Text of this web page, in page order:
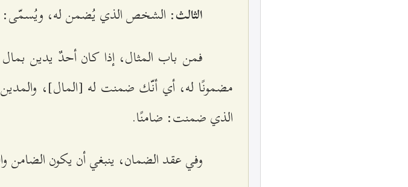
الثالث: الشخص الذي يُضمن له، ويُسمّى:
فمن باب المثال، إذا كان أحدٌ يدين
مضمونًا له، أي أنّك ضمنت له [المال]،
الذي ضمنت: ضامنًا.
وفي عقد الضمان، ينبغي أن يكون الضامن